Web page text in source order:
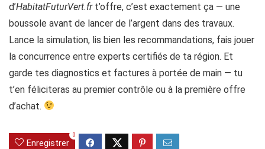
d’HabitatFuturVert.frt’offre, c’est exactement ça — une
boussole avant de lancer de l’argent dans des travaux.
Lance la simulation, lis bien les recommandations, fais jouer
la concurrence entre experts certifiés de ta région. Et
garde tes diagnostics et factures à portée de main — tu
t’en féliciteras au premier contrôle ou à la première offre
d’achat.
Enregistrer
0